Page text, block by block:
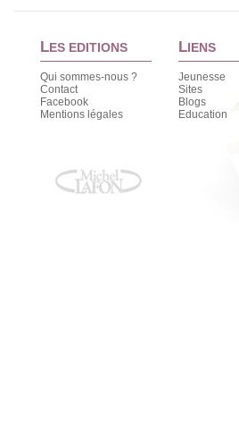
LES EDITIONS
Qui sommes-nous ?
Contact
Facebook
Mentions légales
LIENS
Jeunesse
Sites
Blogs
Education